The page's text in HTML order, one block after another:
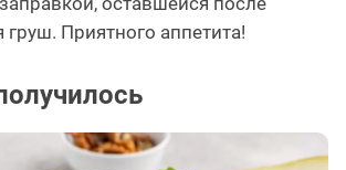
груш. Приятного аппетита!